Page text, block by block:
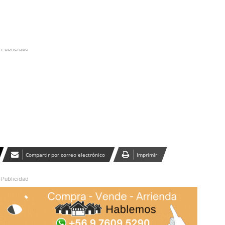
Publicidad
Compartir por correo electrónico Imprimir
Publicidad